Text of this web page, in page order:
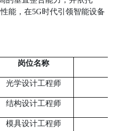
能，在5G时代引领智能设备
岗位名称
光学设计工程师
结构设计工程师
模具设计工程师